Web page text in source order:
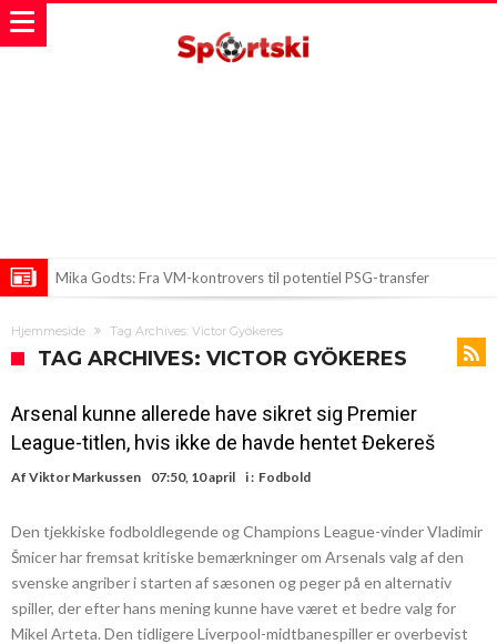
Mika Godts: Fra VM-kontrovers til potentiel PSG-transfer
Kaos i FIFA: Truer Spanien og Portugal med at boykotte VM 2030?
Hjemmeside Tag Archives: Victor Gyökeres
TAG ARCHIVES: VICTOR GYÖKERES
Arsenal kunne allerede have sikret sig Premier
League-titlen, hvis ikke de havde hentet Đekereš
Af Viktor Markussen 07:50, 10 april i : Fodbold
Den tjekkiske fodboldlegende og Champions League-vinder Vladimir
Šmicer har fremsat kritiske bemærkninger om Arsenals valg af den
svenske angriber i starten af sæsonen og peger på en alternativ
spiller, der efter hans mening kunne have været et bedre valg for
Mikel Arteta. Den tidligere Liverpool-midtbanespiller er overbevist